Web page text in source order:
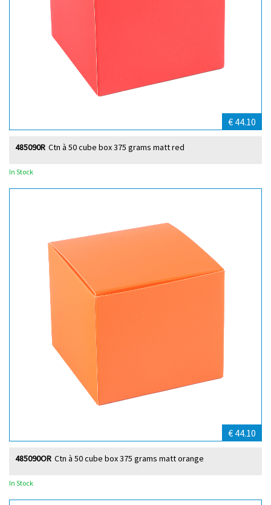
€ 44.10
Ctn à 50 cube box 375 grams matt red
485090R
In Stock
€ 44.10
Ctn à 50 cube box 375 grams matt orange
485090OR
In Stock